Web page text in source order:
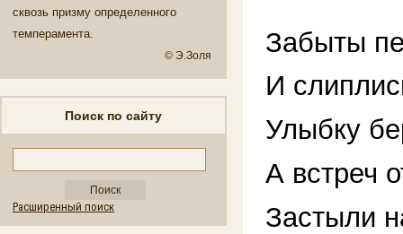
сквозь призму определенного
темперамента.
© Э.Золя
Поиск по сайту
Расширенный поиск
Забыты
И
Улыбку
А встреч
Застыли